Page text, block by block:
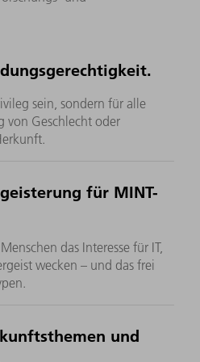
sein, sondern für alle
von Geschlecht oder
für MINT-
das Interesse für IT,
wecken – und das frei
und